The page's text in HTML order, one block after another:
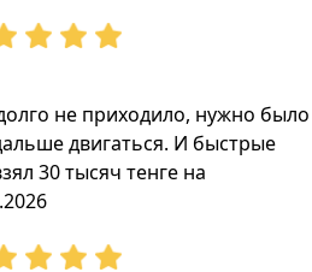
не приходило, нужно было
двигаться. И быстрые
30 тысяч тенге на